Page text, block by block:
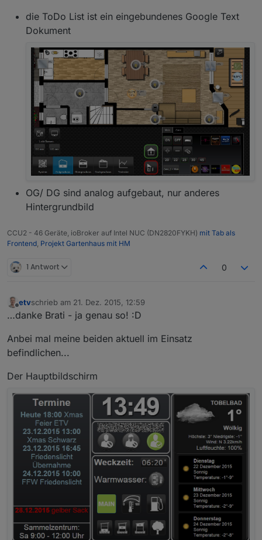
die ToDo List ist ein eingebundenes Google Text
Dokument
OG/ DG sind analog aufgebaut, nur anderes
Hintergrundbild
CCU2 - 46 Geräte, ioBroker auf Intel NUC (DN2820FYKH) mit Tab als
Frontend Projekt Gartenhaus mit HM
1 Antwort 0
Offline
etvschrieb am 21. Dez. 2015, 12:59
zuletzt editiert von
…danke Brati - ja genau so! :D
Anbei mal meine beiden aktuell im Einsatz
befindlichen...
Der Hauptbildschirm